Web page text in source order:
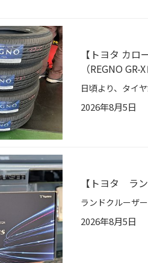
【トヨタ カ
（REGNO GR-
2026年8月5日
【トヨタ ラ
2026年8月5日